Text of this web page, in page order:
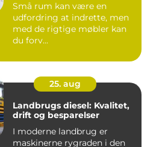
Små rum kan være en
udfordring at indrette, men
med de rigtige møbler kan
du forv...
25. aug
Landbrugs diesel: Kvalitet,
drift og besparelser
I moderne landbrug er
maskinerne rygraden i den